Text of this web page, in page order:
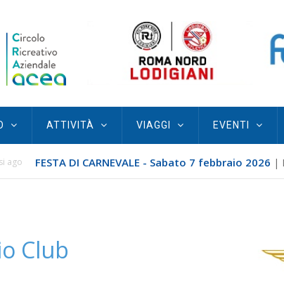
ATTIVITÀ VIAGGI EVENTI
ago FESTA DI CARNEVALE - Sabato 7 febbraio 2026 |
Club